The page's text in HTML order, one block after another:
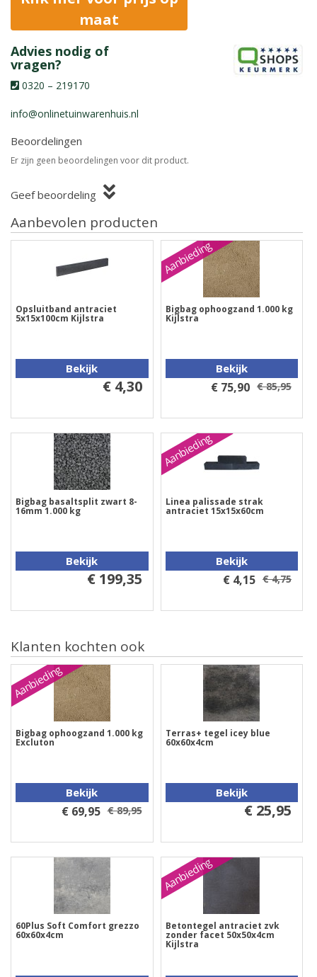
maat
Advies nodig of
vragen?
0320 – 219170
info@onlinetuinwarenhuis.nl
Beoordelingen
Er zijn geen beoordelingen voor dit product.
Geef beoordeling
Aanbevolen producten
Opsluitband antraciet
5x15x100cm Kijlstra
Bekijk
€ 4,30
Aanbieding
Bigbag ophoogzand 1.000 kg
Kijlstra
Bekijk
€ 75,90 € 85,95
Bigbag basaltsplit zwart 8-
16mm 1.000 kg
Bekijk
€ 199,35
Aanbieding
Linea palissade strak
antraciet 15x15x60cm
Bekijk
€ 4,15 € 4,75
Klanten kochten ook
Aanbieding
Bigbag ophoogzand 1.000 kg
Excluton
Bekijk
€ 69,95 € 89,95
Terras+ tegel icey blue
60x60x4cm
Bekijk
€ 25,95
60Plus Soft Comfort grezzo
60x60x4cm
Aanbieding
Betontegel antraciet zvk
zonder facet 50x50x4cm
Kijlstra